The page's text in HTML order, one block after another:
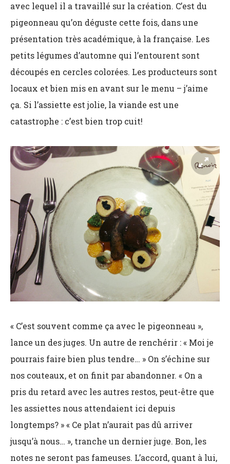
avec lequel il a travaillé sur la création. C’est du
pigeonneau qu’on déguste cette fois, dans une
présentation très académique, à la française. Les
petits légumes d’automne qui l’entourent sont
découpés en cercles colorées. Les producteurs sont
locaux et bien mis en avant sur le menu – j’aime
ça. Si l’assiette est jolie, la viande est une
catastrophe : c’est bien trop cuit!
« C’est souvent comme ça avec le pigeonneau »,
lance un des juges. Un autre de renchérir : « Moi je
pourrais faire bien plus tendre… » On s’échine sur
nos couteaux, et on finit par abandonner. « On a
pris du retard avec les autres restos, peut-être que
les assiettes nous attendaient ici depuis
longtemps? » « Ce plat n’aurait pas dû arriver
jusqu’à nous… », tranche un dernier juge. Bon, les
notes ne seront pas fameuses. L’accord, quant à lui,